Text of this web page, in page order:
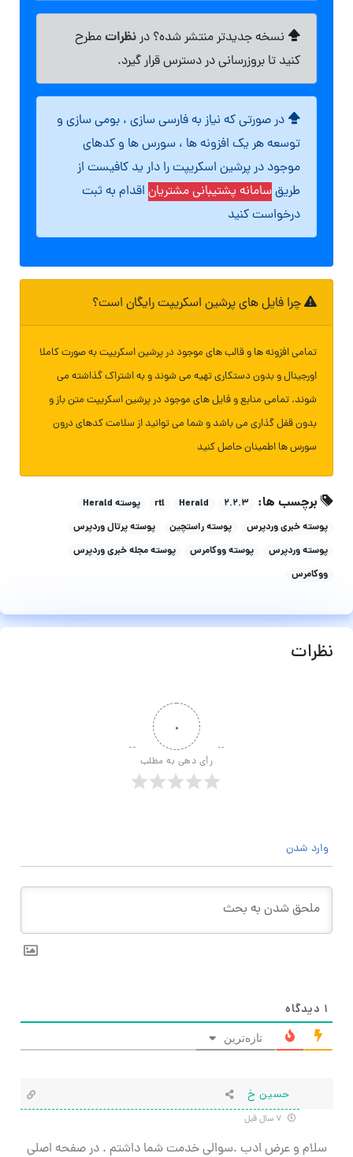
نسخه جدیدتر منتشر شده؟ درنظراتمطرح
کنید تا بروزرسانی در دسترس قرار گیرد.
در صورتی که نیاز به فارسی سازی ، بومی سازی و
توسعه هر یک افزونه ها ، سورس ها و کدهای
موجود در پرشین اسکریپت را دار ید کافیست از
طریقسامانه پشتیبانی مشتریان اقدام به ثبت
درخواست کنید
چرا فایل های پرشین اسکریپت رایگان است؟
تمامی افزونه ها و قالب های موجود در پرشین اسکریپت به صورت کاملا
اورجینال و بدون دستکاری تهیه می شوند و به اشتراک گذاشته می
شوند. تمامی منابع و فایل های موجود در پرشین اسکریپت متن باز و
بدون قفل گذاری می باشد و شما می توانید از سلامت کدهای درون
سورس ها اطمینان حاصل کنید
برچسب ها: ۲.۲.۳ Herald
rtl
پوسته Herald
پوسته خبری وردپرس
پوسته راستچین
پوسته پرتال وردپرس
پوسته وردپرس
پوسته ووکامرس
پوسته مجله خبری وردپرس
ووکامرس
نظرات
۰
رأی دهی به مطلب
وارد شدن
۱ دیدگاه
تازه‌ترین
حسین خ
سلام و عرض ادب .سوالی خدمت شما داشتم . در صفحه اصلی